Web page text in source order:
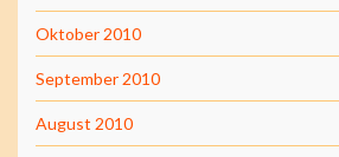
Oktober 2010
September 2010
August 2010